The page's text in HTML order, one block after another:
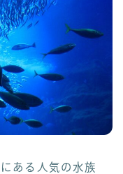
ある人気の水族